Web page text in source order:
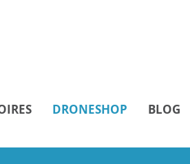
DRONESHOP BLOG